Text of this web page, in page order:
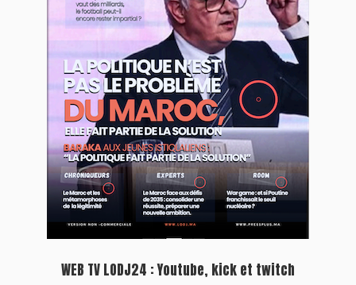
WEB TV LODJ24 : Youtube, kick et twitch